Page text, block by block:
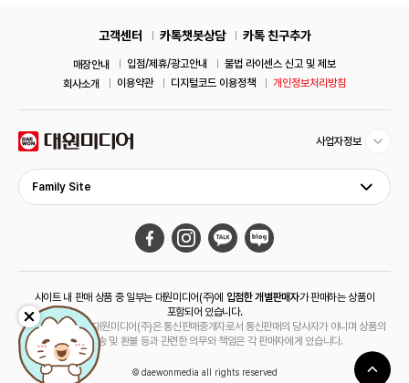
고객센터 카톡챗봇상담 카톡 친구추가
매장안내 입점/제휴/광고안내
불법 라이센스 신고 및 제보
회사소개
이용약관 디지털코드 이용정책 개인정보처리방침
사업자정보
Family Site
사이트 내 판매 상품 중 일부는 대원미디어(주)에 입점한 개별판매자가 판매하는 상품이
포함되어 있습니다.
해당 상품의 경우 대원미디어(주)은 통신판매중개자로서 통신판매의 당사자가 아니며 상품의
주문, 배송 및 환불 등과 관련한 의무와 책임은 각 판매자에게 있습니다.
© daewonmedia all rights reserved